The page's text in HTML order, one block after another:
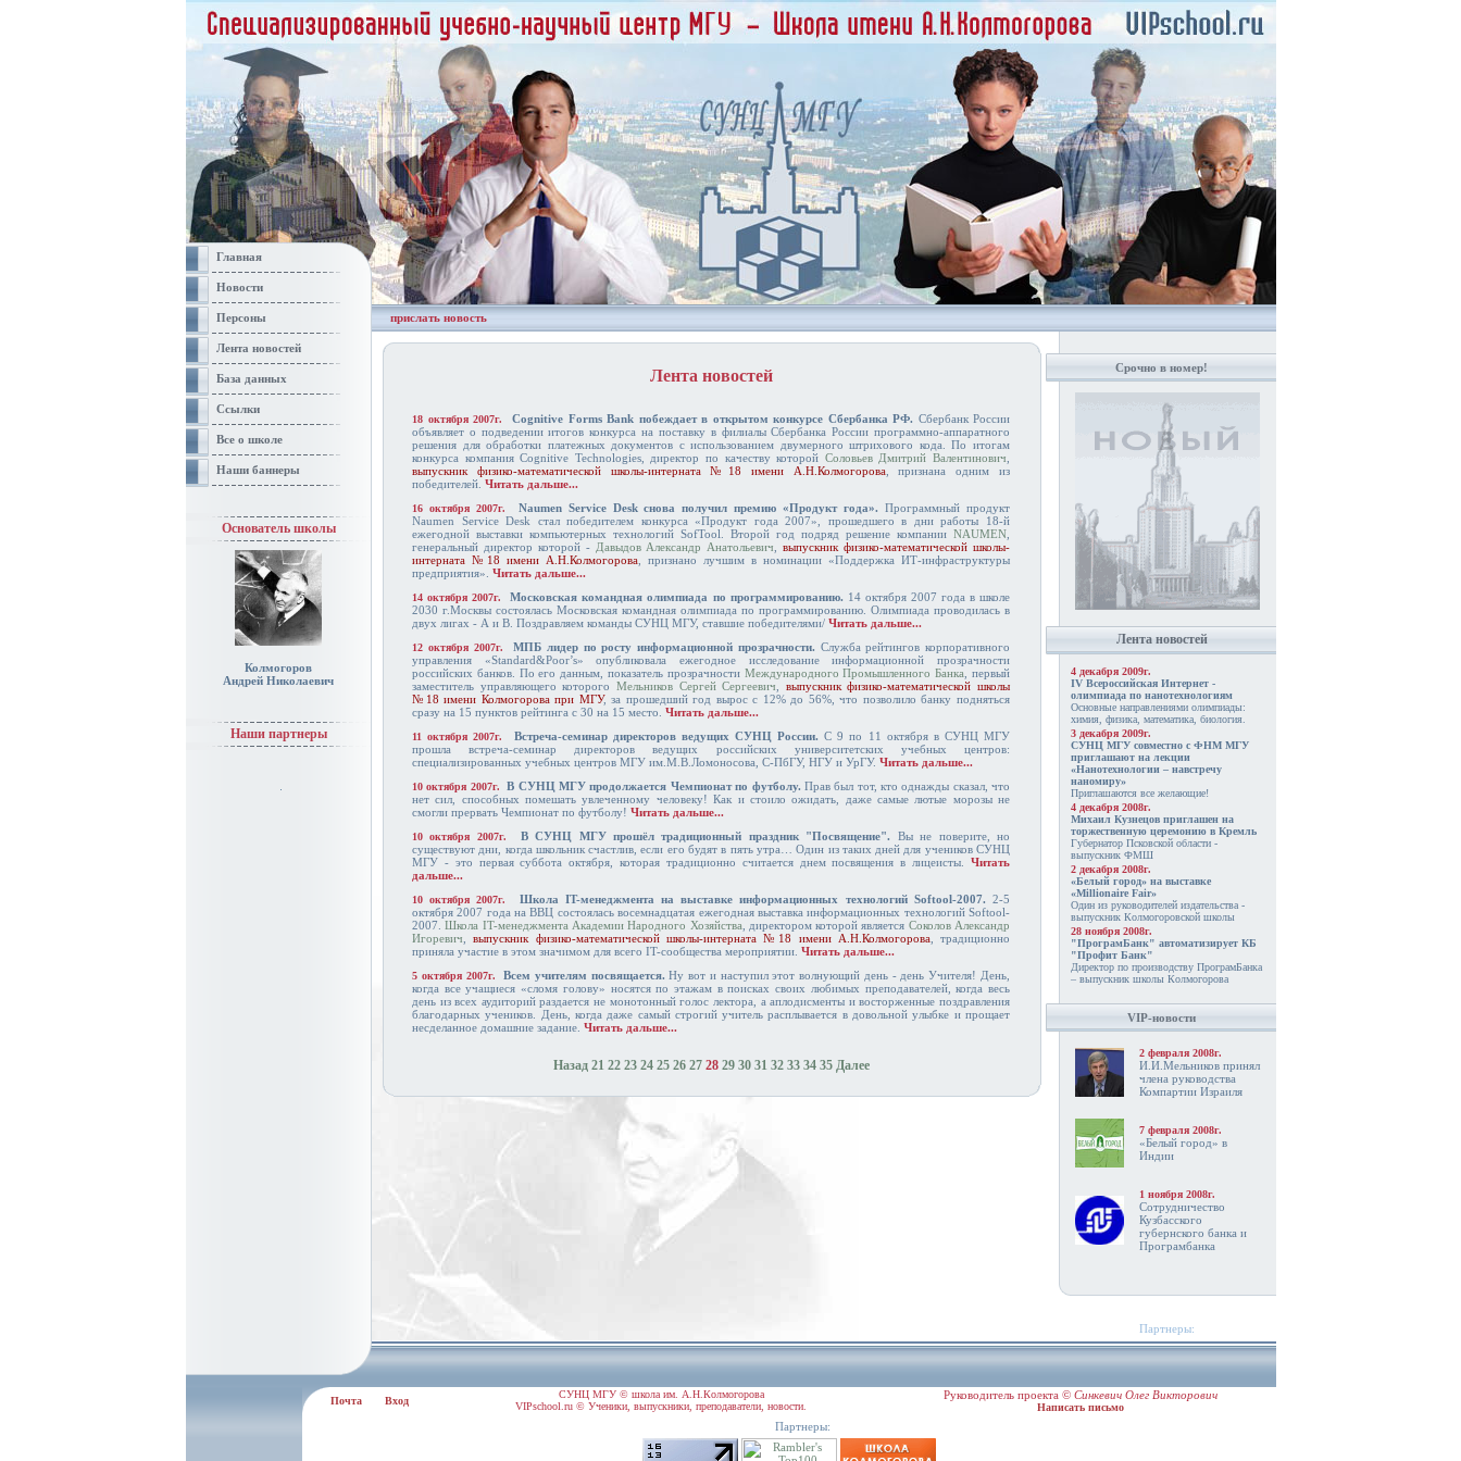
Главная
Новости
Персоны
Лента новостей
База данных
Ссылки
Все о школе
Наши баннеры
Основатель школы
Колмогоров
Андрей Николаевич
Наши партнеры
прислать новость
Лента новостей
18 октября 2007г. Cognitive Forms Bank побеждает в открытом конкурсе Сбербанка РФ. Сбербанк России
объявляет о подведении итогов конкурса на поставку в филиалы Сбербанка России программно-аппаратного
решения для обработки платежных документов с использованием двумерного штрихового кода. По итогам
конкурса компания Cognitive Technologies, директор по качеству которой Соловьев Дмитрий Валентинович
выпускник физико-математической школы-интерната №18 имени А.Н.Колмогорова, признана одним из
победителей. Читать дальше...
16 октября 2007г. Naumen Service Desk снова получил премию «Продукт года». Программный продукт
Naumen Service Desk стал победителем конкурса «Продукт года 2007», прошедшего в дни работы 18-й
ежегодной выставки компьютерных технологий SofTool. Второй год подряд решение компании NAUMEN
генеральный директор которой - Давыдов Александр Анатольевич ,выпускник физико-математической школы-
интерната №18 имени А.Н.Колмогорова , признано лучшим в номинации «Поддержка ИТ-инфраструктуры
предприятия». Читать дальше...
14 октября 2007г. Московская командная олимпиада по программированию. 14 октября 2007 года в школе
2030 г.Москвы состоялась Московская командная олимпиада по программированию. Олимпиада проводилась в
двух лигах - А и B. Поздравляем команды СУНЦ МГУ, ставшие победителями/ Читать дальше...
12 октября 2007г. МПБ лидер по росту информационной прозрачности. Служба рейтингов корпоративного
управления «Standard&Poor’s» опубликовала ежегодное исследование информационной прозрачности
российских банков. По его данным, показатель прозрачности Международного Промышленного Банка
, первый
заместитель управляющего которого Мельников Сергей Сергеевич
выпускник физико-математической школы
№18 имени Колмогорова при МГУ, за прошедший год вырос с 12% до 56%, что позволило банку подняться
сразу на 15 пунктов рейтинга с 30 на 15 место. Читать дальше...
11 октября 2007г. Встреча-семинар директоров ведущих СУНЦ России. С 9 по 11 октября в СУНЦ МГУ
прошла встреча-семинар директоров ведущих российских университетских учебных центров:
специализированных учебных центров МГУ им.М.В.Ломоносова, С-ПбГУ, НГУ и УрГУ. Читать дальше...
10 октября 2007г. В СУНЦ МГУ продолжается Чемпионат по футболу. Прав был тот, кто однажды сказал, что
нет сил, способных помешать увлеченному человеку! Как и стоило ожидать, даже самые лютые морозы не
смогли прервать Чемпионат по футболу! Читать дальше...
10 октября 2007г. В СУНЦ МГУ прошёл традиционный праздник "Посвящение".
Вы не поверите, но
существуют дни, когда школьник счастлив, если его будят в пять утра… Один из таких дней для учеников СУНЦ
МГУ - это первая суббота октября, которая традиционно считается днем посвящения в лицеисты. Читать
дальше...
10 октября 2007г. Школа IT-менеджмента на выставке информационных технологий Softool-2007. 2-5
октября 2007 года на ВВЦ состоялась восемнадцатая ежегодная выставка информационных технологий Softool-
2007.Школа IT-менеджмента Академии Народного Хозяйства , директором которой является Соколов Александр
Игоревич ,выпускник физико-математической школы-интерната №18 имени А.Н.Колмогорова, традиционно
приняла участие в этом значимом для всего IT-сообщества мероприятии. Читать дальше...
5 октября 2007г. Всем учителям посвящается. Ну вот и наступил этот волнующий день - день Учителя! День,
когда все учащиеся «сломя голову» носятся по этажам в поисках своих любимых преподавателей, когда весь
день из всех аудиторий раздается не монотонный голос лектора, а аплодисменты и восторженные поздравления
благодарных учеников. День, когда даже самый строгий учитель расплывается в довольной улыбке и прощает
несделанное домашние задание. Читать дальше...
Назад 21 22 23 24 25 26 27 28 29 30 31 32 33 34 35 Далее
Срочно в номер!
Лента новостей
4 декабря 2009г.
IV Всероссийская Интернет -
олимпиада по нанотехнологиям
Основные направлениями олимпиады:
химия, физика, математика, биология.
3 декабря 2009г.
СУНЦ МГУ совместно с ФНМ МГУ
приглашают на лекции
«Нанотехнологии – навстречу
наномиру»
Приглашаются все желающие!
4 декабря 2008г.
Михаил Кузнецов приглашен на
торжественную церемонию в Кремль
Губернатор Псковской области -
выпускник ФМШ
2 декабря 2008г.
«Белый город» на выставке
«Millionaire Fair»
Один из руководителей издательства -
выпускник Колмогоровской школы
28 ноября 2008г.
"ПрограмБанк" автоматизирует КБ
"Профит Банк"
Директор по производству ПрограмБанка
– выпускник школы Колмогорова
VIP-новости
2 февраля 2008г.
И.И.Мельников принял
члена руководства
Компартии Израиля
7 февраля 2008г.
«Белый город» в
Индии
1 ноября 2008г.
Сотрудничество
Кузбасского
губернского банка и
Програмбанка
Партнеры:
Почта Вход
СУНЦ МГУ © школа им. А.Н.Колмогорова
VIPschool.ru © Ученики, выпускники, преподаватели, новости.
Руководитель проекта © Синкевич Олег Викторович
Написать письмо
Партнеры: